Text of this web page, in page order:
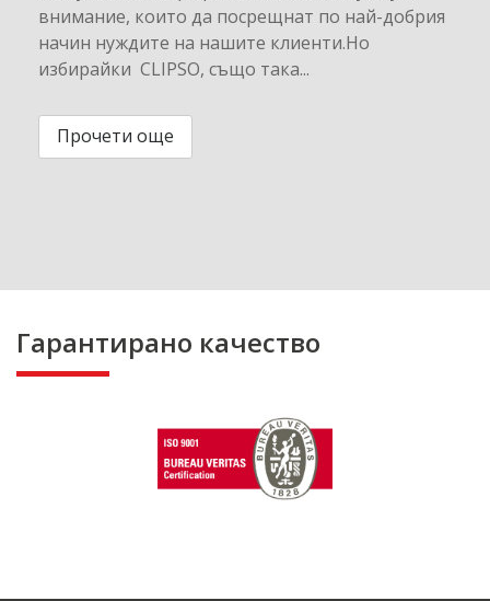
внимание, които да посрещнат по най-добрия
начин нуждите на нашите клиенти.Но
избирайки CLIPSO, също така...
Прочети още
Гарантирано качество